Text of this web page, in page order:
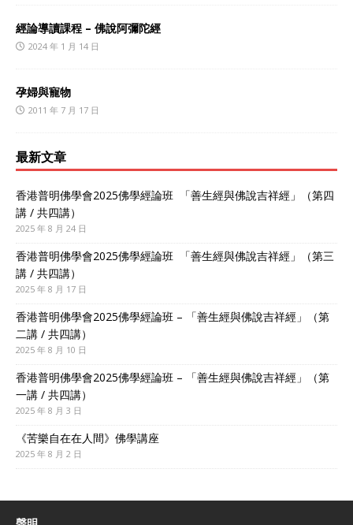
經論導讀課程 – 佛說阿彌陀經
2024 年 1 月 14 日
孕婦與寵物
2011 年 7 月 17 日
最新文章
香港普明佛學會2025佛學經論班 「善生經與佛說吉祥經」（第四
講 / 共四講）
2025 年 8 月 24 日
香港普明佛學會2025佛學經論班 「善生經與佛說吉祥經」（第三
講 / 共四講）
2025 年 8 月 17 日
香港普明佛學會2025佛學經論班 – 「善生經與佛說吉祥經」（第
二講 / 共四講）
2025 年 8 月 10 日
香港普明佛學會2025佛學經論班 – 「善生經與佛說吉祥經」（第
一講 / 共四講）
2025 年 8 月 3 日
《苦樂自在在人間》佛學講座
2025 年 8 月 2 日